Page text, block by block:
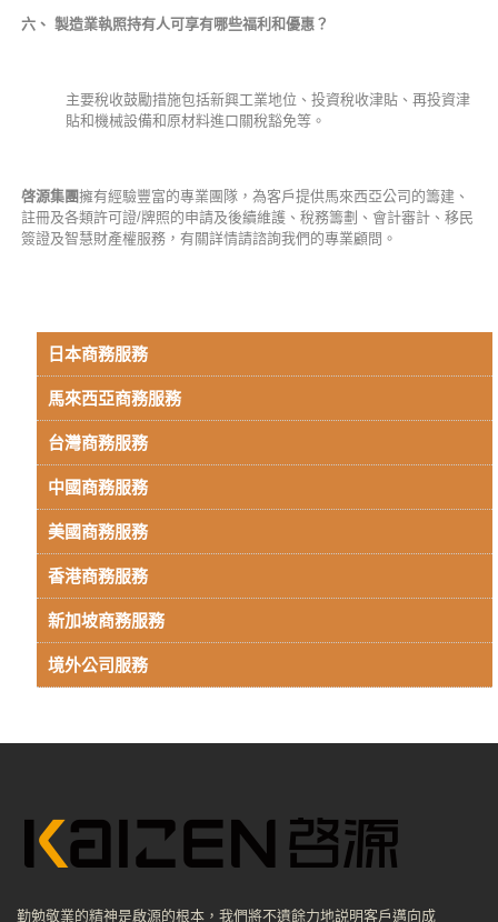
六、製造業執照持有人可享有哪些福利和優惠？
主要稅收鼓勵措施包括新興工業地位、投資稅收津貼、再投資津
貼和機械設備和原材料進口關稅豁免等。
啓源集團擁有經驗豐富的專業團隊，為客戶提供馬來西亞公司的籌建、
註冊及各類許可證/牌照的申請及後續維護、稅務籌劃、會計審計、移民
簽證及智慧財產權服務，有關詳情請諮詢我們的專業顧問。
日本商務服務
馬來西亞商務服務
台灣商務服務
中國商務服務
美國商務服務
香港商務服務
新加坡商務服務
境外公司服務
勤勉敬業的精神是啟源的根本，我們將不遺餘力地説明客戶邁向成